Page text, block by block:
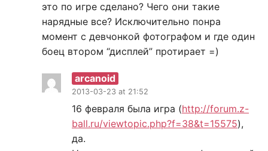
это по игре сделано? Чего они такие
нарядные все? Исключительно понра
момент с девчонкой фотографом и где один
боец втором “дисплей” протирает =)
arcanoid
2013-03-23 at 21:52
16 февраля была игра (http://forum.z-
ball.ru/viewtopic.php?f=38&t=15575),
да.